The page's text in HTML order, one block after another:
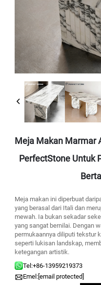
Meja Makan Marmar
PerfectStone Untuk
Meja makan ini diperbuat
yang berasal dari Itali dan
mewah. Ia bukan sekadar
yang sangat bernilai. Dengan
permukaannya diliputi tekstur
seperti lukisan landskap,
ketegangan artistik.
Tel:+86-13959219373
Emel:[email protected]